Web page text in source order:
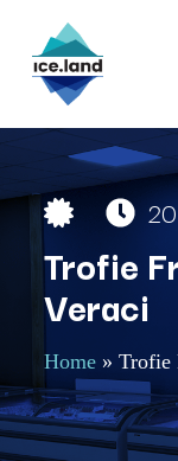
a
o
Trofie
Veraci
Home» Trofie